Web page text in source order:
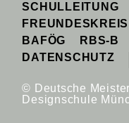
SCHULLEITUNG
FREUNDESKREIS
BAFÖG
RBS-B
DATENSCHUTZ
© Deutsche
Designschule